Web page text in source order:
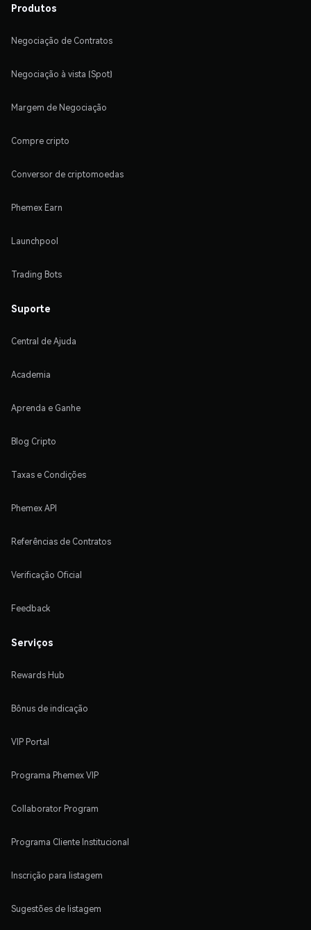
Produtos
Negociação de Contratos
Negociação à vista (Spot)
Margem de Negociação
Compre cripto
Conversor de criptomoedas
Phemex Earn
Launchpool
Trading Bots
Suporte
Central de Ajuda
Academia
Aprenda e Ganhe
Blog Cripto
Taxas e Condições
Phemex API
Referências de Contratos
Verificação Oficial
Feedback
Serviços
Rewards Hub
Bônus de indicação
VIP Portal
Programa Phemex VIP
Collaborator Program
Programa Cliente Institucional
Inscrição para listagem
Sugestões de listagem